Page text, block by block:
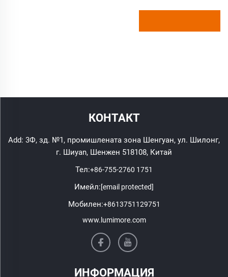
КОНТАКТ
Add: 3Ф, зд. №1, промишлената зона Шенгуан, ул. Шилонг,
г. Шиyan, Шенжен 518108, Китай
Тел:+86-755-2760 1751
Имейл:[email protected]
Мобилен:+8613751129751
www.lumimore.com
ИНФОРМАЦИЯ